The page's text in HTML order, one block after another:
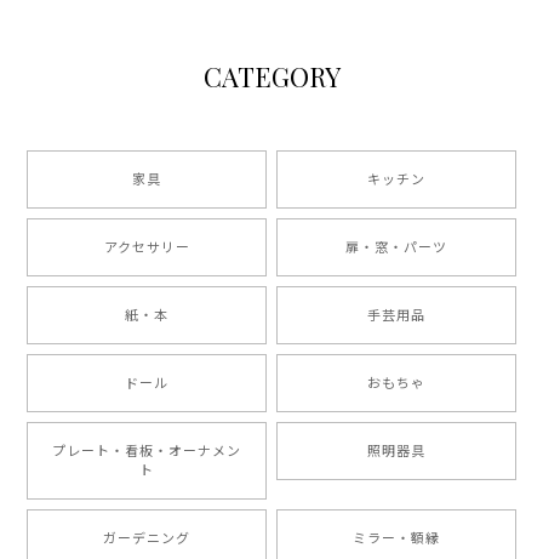
CATEGORY
家具 キッチン
アクセサリー 扉・窓・パーツ
紙・本 手芸用品
ドール おもちゃ
プレート・看板・オーナメン
ト
照明器具
ガーデニング ミラー・額縁